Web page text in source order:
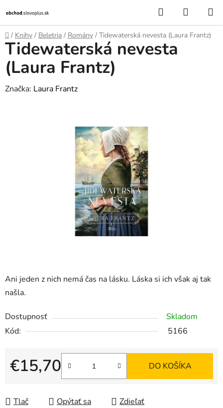
na
obsah
Hľadať
KOŠÍK
Domov
/ Knihy / Beletria / Romány / Tidewaterská nevesta (Laura Frantz)
Ani jeden z nich nemá čas na lásku. Láska si ich však aj tak
našla.
Dostupnosť
Skladom
Kód:
5166
€15,70
Jednotková cena:
DO KOŠÍKA
Tlač Opýtať sa Zdieľať
Tidewaterská nevesta
(Laura Frantz)
Značka: Laura Frantz